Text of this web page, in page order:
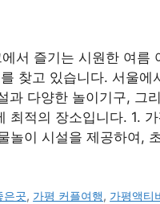
서 즐기는 시원한 여름
찾고 있습니다. 서울
과 다양한 놀이기구, 그
최적의 장소입니다. 1.
놀이 시설을 제공하여,
은곳, 가평 커플여행, 가평액티